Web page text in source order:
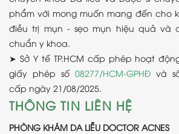
phẩm với mong muốn mang đến cho
điều trị mụn - sẹo mụn hiệu quả và
chuẩn y khoa.
➤ Sở Y tế TP.HCM cấp phép hoạt
giấy phép số 08277/HCM-GPHĐ và
cấp ngày 21/08/2025.
THÔNG TIN LIÊN HỆ
PHÒNG KHÁM DA LIỄU DOCTOR ACNES